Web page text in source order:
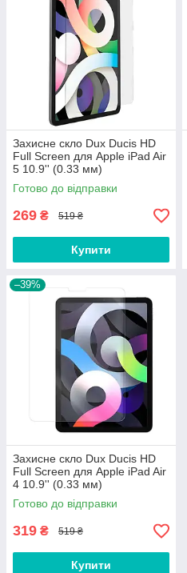
Захисне скло Dux Ducis HD
Full Screen для Apple iPad Air
5 10.9'' (0.33 мм)
Готово до відправки
269 ₴ 519 ₴
Купити
–39%
Захисне скло Dux Ducis HD
Full Screen для Apple iPad Air
4 10.9'' (0.33 мм)
Готово до відправки
319 ₴ 519 ₴
Купити